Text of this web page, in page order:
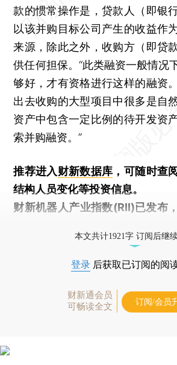
款的惯常操作是，贷款人（即银
以该并购目标公司产生的收益作
来源，除此之外，收购方（即贷
供任何担保。“此类融资一般情况
够好，才有资格进行这样的融资
出去收购的大型项目中很多是自
资产中包含一定比例的待开发资
索并购融资。”
推荐进入财新数据库 ，可随时查
结构人员变化等投资信息。
财新机器人产业指数(RII)已发布，
本文共计1921字 订阅后继
登录 后获取已订阅的阅
财新通会员
可畅读全文
订阅/会员